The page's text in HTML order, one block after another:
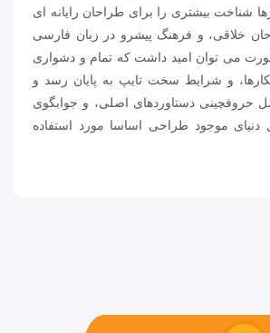
شناخت بیشتری را برای طراحان رایانه ای
خلاقی، و فرهنگ پیشرو در زبان فارسی
می توان امید داشت که تمام و دشواری
و شرایط سخت تایپ به پایان رسد و
حروفچینی دستاوردهای اصلی، و جوابگوی
دنیای موجود طراحی اساسا مورد استفاده